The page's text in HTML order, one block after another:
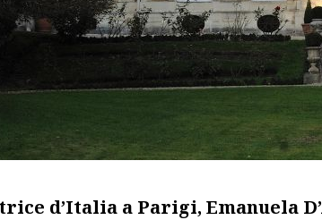
d’Italia a Parigi, Emanuela